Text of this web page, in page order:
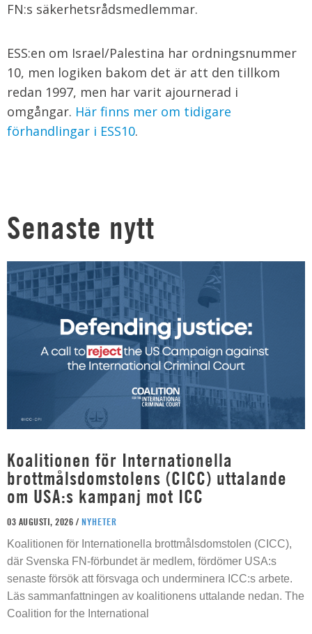
FN:s säkerhetsrådsmedlemmar.
ESS:en om Israel/Palestina har ordningsnummer
10, men logiken bakom det är att den tillkom
redan 1997, men har varit ajournerad i
omgångar. Här finns mer om tidigare
förhandlingar i ESS10.
Senaste nytt
Koalitionen för Internationella
brottmålsdomstolens (CICC) uttalande
om USA:s kampanj mot ICC
03 AUGUSTI, 2026 / NYHETER
Koalitionen för Internationella brottmålsdomstolen (CICC),
där Svenska FN-förbundet är medlem, fördömer USA:s
senaste försök att försvaga och underminera ICC:s arbete.
Läs sammanfattningen av koalitionens uttalande nedan. The
Coalition for the International